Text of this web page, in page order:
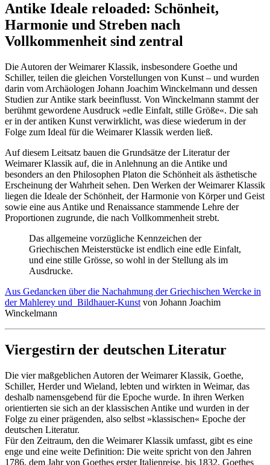
Antike Ideale reloaded: Schönheit,
Harmonie und Streben nach
Vollkommenheit sind zentral
Die Autoren der Weimarer Klassik, insbesondere Goethe und
Schiller, teilen die gleichen Vorstellungen von Kunst – und wurden
darin vom Archäologen Johann Joachim Winckelmann und dessen
Studien zur Antike stark beeinflusst. Von Winckelmann stammt der
berühmt gewordene Ausdruck »edle Einfalt, stille Größe«. Die sah
er in der antiken Kunst verwirklicht, was diese wiederum in der
Folge zum Ideal für die Weimarer Klassik werden ließ.
Auf diesem Leitsatz bauen die Grundsätze der Literatur der
Weimarer Klassik auf, die in Anlehnung an die Antike und
besonders an den Philosophen Platon die Schönheit als ästhetische
Erscheinung der Wahrheit sehen. Den Werken der Weimarer Klassik
liegen die Ideale der Schönheit, der Harmonie von Körper und Geist
sowie eine aus Antike und Renaissance stammende Lehre der
Proportionen zugrunde, die nach Vollkommenheit strebt.
Das allgemeine vorzügliche Kennzeichen der
Griechischen Meisterstücke ist endlich eine edle Einfalt,
und eine stille Grösse, so wohl in der Stellung als im
Ausdrucke.
Aus Gedancken über die Nachahmung der Griechischen Wercke in
der Mahlerey und Bildhauer-Kunst von Johann Joachim
Winckelmann
Viergestirn der deutschen Literatur
Die vier maßgeblichen Autoren der Weimarer Klassik, Goethe,
Schiller, Herder und Wieland, lebten und wirkten in Weimar, das
deshalb namensgebend für die Epoche wurde. In ihren Werken
orientierten sie sich an der klassischen Antike und wurden in der
Folge zu einer prägenden, also selbst »klassischen« Epoche der
deutschen Literatur.
Für den Zeitraum, den die Weimarer Klassik umfasst, gibt es eine
enge und eine weite Definition: Die weite spricht von den Jahren
1786, dem Jahr von Goethes erster Italienreise, bis 1832, Goethes